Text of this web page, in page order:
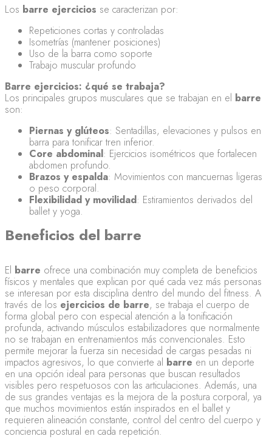
Los barre ejercicios se caracterizan por:
Repeticiones cortas y controladas
Isometrías (mantener posiciones)
Uso de la barra como soporte
Trabajo muscular profundo
Barre ejercicios: ¿qué se trabaja?
Los principales grupos musculares que se trabajan en el barre
son:
Piernas y glúteos: Sentadillas, elevaciones y pulsos en
barra para tonificar tren inferior.
Core abdominal: Ejercicios isométricos que fortalecen
abdomen profundo.
Brazos y espalda: Movimientos con mancuernas ligeras
o peso corporal.
Flexibilidad y movilidad: Estiramientos derivados del
ballet y yoga.
Beneficios del barre
El barre ofrece una combinación muy completa de beneficios
físicos y mentales que explican por qué cada vez más personas
se interesan por esta disciplina dentro del mundo del fitness. A
través de los ejercicios de barre, se trabaja el cuerpo de
forma global pero con especial atención a la tonificación
profunda, activando músculos estabilizadores que normalmente
no se trabajan en entrenamientos más convencionales. Esto
permite mejorar la fuerza sin necesidad de cargas pesadas ni
impactos agresivos, lo que convierte al barre en un deporte
en una opción ideal para personas que buscan resultados
visibles pero respetuosos con las articulaciones. Además, una
de sus grandes ventajas es la mejora de la postura corporal, ya
que muchos movimientos están inspirados en el ballet y
requieren alineación constante, control del centro del cuerpo y
conciencia postural en cada repetición.